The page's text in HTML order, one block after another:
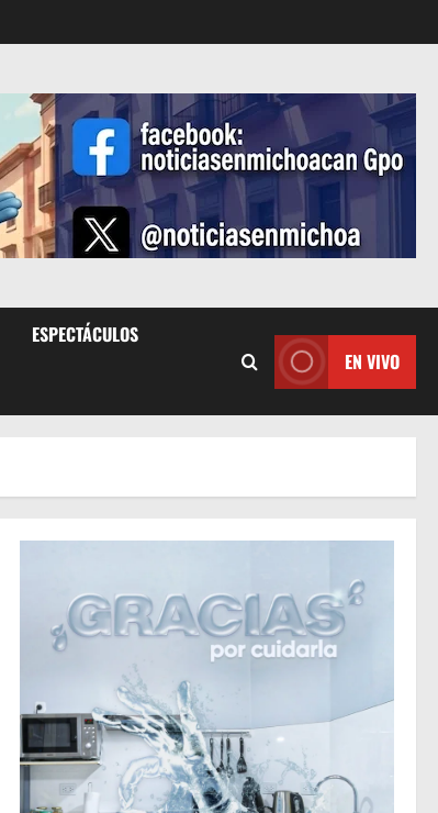
ESPECTÁCULOS
EN VIVO